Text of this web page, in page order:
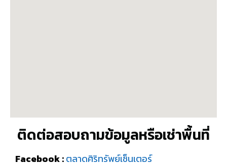
ติดต่อสอบถามข้อมูลหรือเช่าพื้นที่
Facebook :ตลาดศิริทรัพย์เซ็นเตอร์